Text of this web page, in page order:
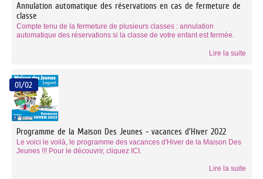
Annulation automatique des réservations en cas de fermeture de
classe
Compte tenu de la fermeture de plusieurs classes : annulation
automatique des réservations si la classe de votre enfant est fermée.
Lire la suite
01/02
Programme de la Maison Des Jeunes - vacances d'Hiver 2022
Le voici le voilà, le programme des vacances d'Hiver de la Maison Des
Jeunes !!! Pour le découvrir, cliquez ICI.
Lire la suite